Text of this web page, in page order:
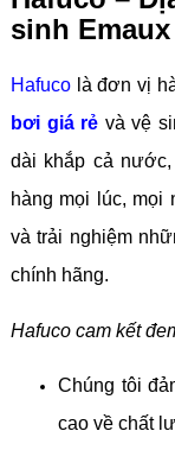
sinh
Hafucolà đơn vị
bơi giá rẻ và vệ
dài khắp cả
hàng mọi lúc, mọi
và trải nghiệm
chính hãng.
Hafuco cam kết
Chúng tôi
cao về chất